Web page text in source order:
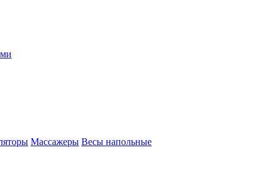
Массажеры Весы напольные